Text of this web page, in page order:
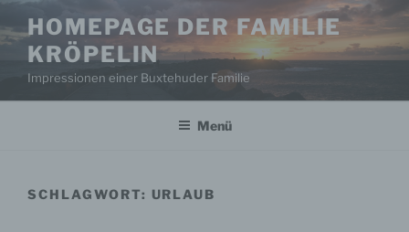
Inhalt
springen
HOMEPAGE DER FAMILIE
KRÖPELIN
Impressionen einer Buxtehuder Familie
Menü
SCHLAGWORT: URLAUB